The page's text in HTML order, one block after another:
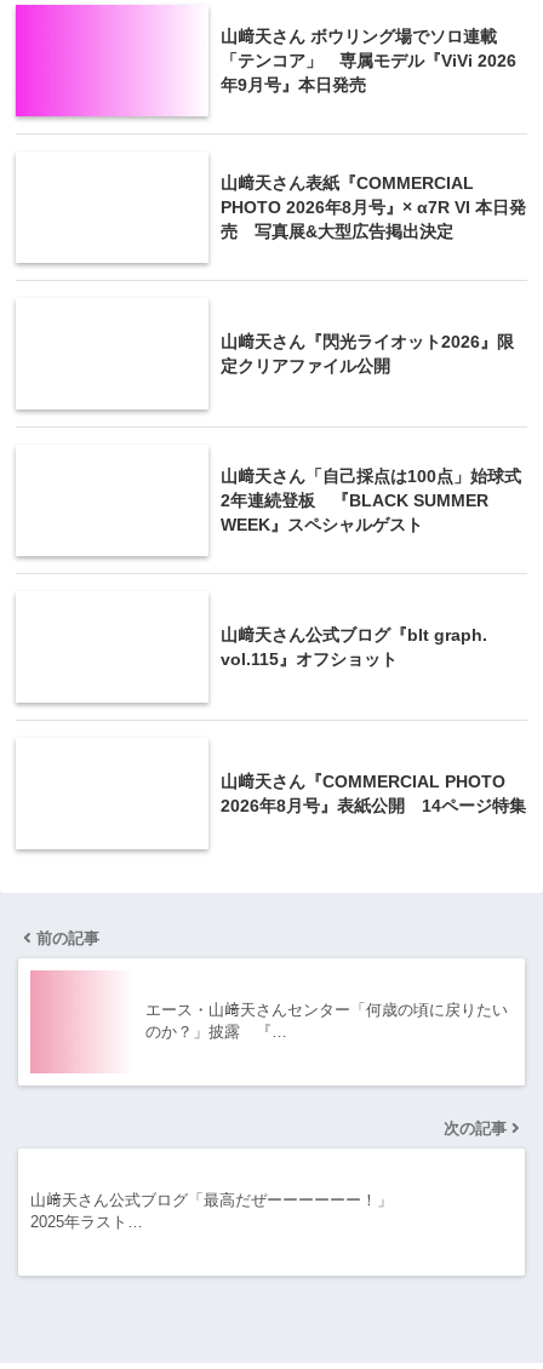
山﨑天さん ボウリング場でソロ連載
「テンコア」 専属モデル『ViVi 2026
年9月号』本日発売
山﨑天さん表紙『COMMERCIAL
PHOTO 2026年8月号』× α7R VI 本日発
売 写真展&大型広告掲出決定
山﨑天さん『閃光ライオット2026』限
定クリアファイル公開
山﨑天さん「自己採点は100点」始球式
2年連続登板 『BLACK SUMMER
WEEK』スペシャルゲスト
山﨑天さん公式ブログ『blt graph.
vol.115』オフショット
山﨑天さん『COMMERCIAL PHOTO
2026年8月号』表紙公開 14ページ特集
前の記事
エース・山﨑天さんセンター「何歳の頃に戻りたい
のか？」披露 『…
次の記事
山﨑天さん公式ブログ「最高だぜーーーーーー！」
2025年ラスト…